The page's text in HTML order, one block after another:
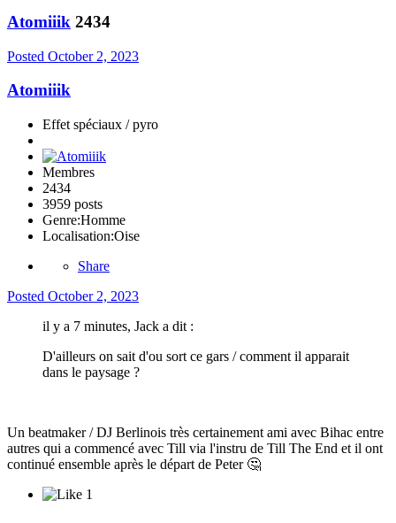
Atomiiik 2434
Posted October 2, 2023
Atomiiik
Effet spéciaux / pyro
Membres
2434
3959 posts
Genre:Homme
Localisation:Oise
Share
Posted October 2, 2023
il y a 7 minutes, Jack a dit :
D'ailleurs on sait d'ou sort ce gars / comment il apparait
dans le paysage ?
Un beatmaker / DJ Berlinois très certainement ami avec Bihac entre
autres qui a commencé avec Till via l'instru de Till The End et il ont
continué ensemble après le départ de Peter 🤔
1